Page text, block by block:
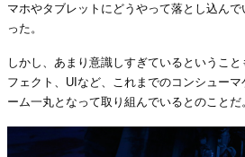
マホやタブレットにどうやって落とし込ん
った。
しかし、あまり意識しすぎているというこ
フェクト、UIなど、これまでのコンシュー
ーム一丸となって取り組んでいるとのことだ